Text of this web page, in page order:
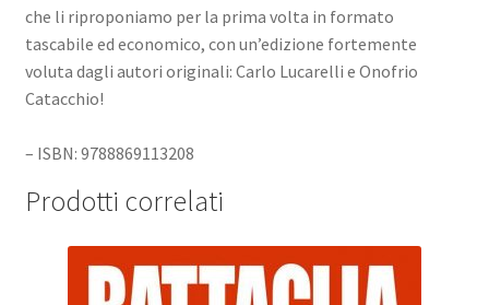
che li riproponiamo per la prima volta in formato
tascabile ed economico, con un’edizione fortemente
voluta dagli autori originali: Carlo Lucarelli e Onofrio
Catacchio!
– ISBN: 9788869113208
Prodotti correlati